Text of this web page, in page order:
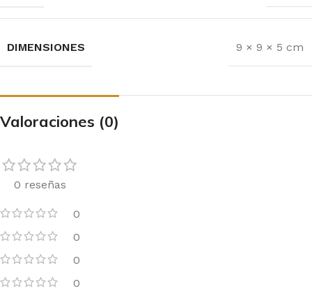
DIMENSIONES 9 × 9 × 5 cm
Valoraciones (0)
0 reseñas
0
0
0
0